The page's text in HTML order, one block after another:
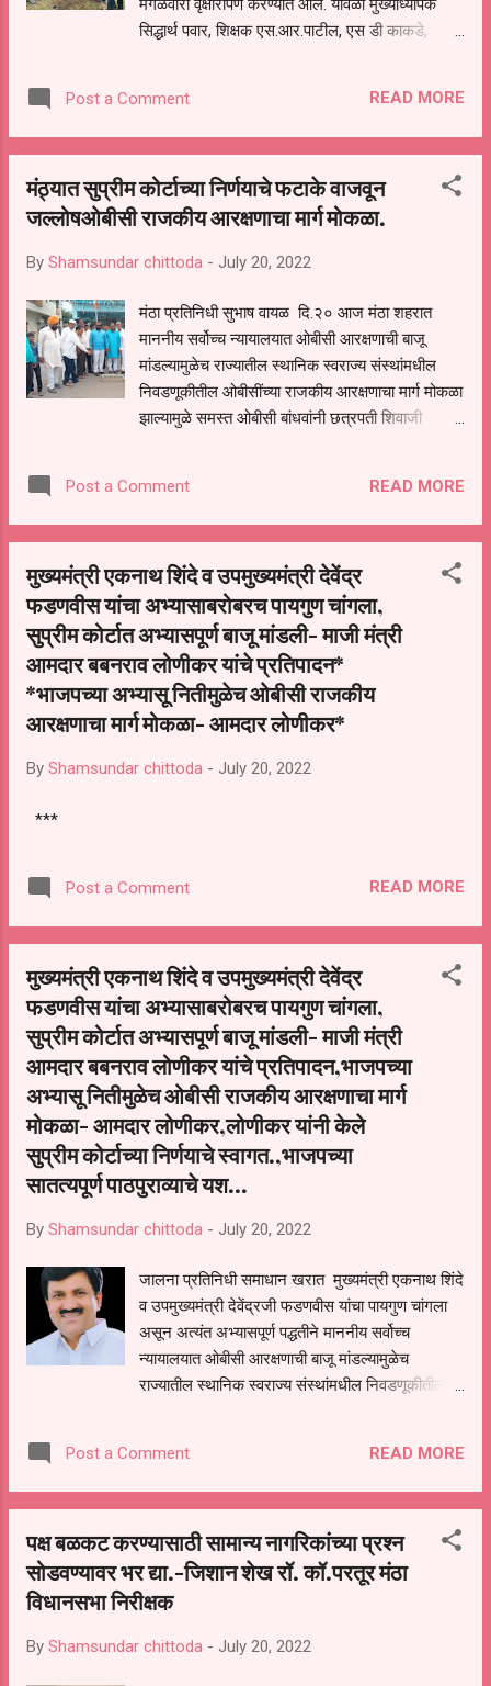
मंगळवारी वृक्षारोपण करण्यात आले. यावेळी मुख्याध्यापक
सिद्धार्थ पवार, शिक्षक एस.आर.पाटील, एस डी काकडे,
होते. यावेळी महाविद्यालयातील 12 वी विज्ञान शाखेच्या
विद्यार्थी यांनी वृक्षरोपण कार्यक्रमात सहभाग घेतला,
संवर्धन करण्याची जबाबदारी उच्च महाविद्यालय घेणार
असल्याची माहिती मुख्याध्यापक सिद्धार्थ पवार, यांनी दिली
Post a Comment READ MORE
मंठ्यात सुप्रीम कोर्टाच्‍या निर्णयाचे फटाके वाजवून
जल्लोषओबीसी राजकीय आरक्षणाचा मार्ग मोकळा.
By Shamsundar chittoda - July 20, 2022
मंठा प्रतिनिधी सुभाष वायळ दि.२० आज मंठा शहरात
माननीय सर्वोच्च न्यायालयात ओबीसी आरक्षणाची बाजू
मांडल्यामुळेच राज्‍यातील स्‍थानिक स्‍वराज्‍य संस्‍थांमधील
निवडणूकीतील ओबीसींच्‍या राजकीय आरक्षणाचा मार्ग मोकळा
झाल्यामुळे समस्त ओबीसी बांधवांनी छत्रपती शिवाजी
आयोगाचा अहवाल मान्‍य केला आहे. सुप्रीम कोर्टाच्‍या या
निर्णयाचे समस्त ओबीसी बांधवांनी स्वागत केले आहे.
प्रलंबित होता. हा प्रश्न निकाली. या निर्णयामुळे ओबीसी
प्रवर्गातील लोकप्रतिनिधींना महापालिका, नगरपालिका,
पंचायत समिती, जिल्हा परिषद, नगरपंचायतीच्या प्रमुख
पदावर काम करण्याची संधी मिळेल. इच्छा असेल तर
कोणतेही काम करा त्यात नक्की यश मिळेल हेच आजच्या या
निकालातून दिसून येत आहे. राज्यात जिल्हा परिषदा,
पंचायत समित्या, नगरपालिका, महापालिका, नगरपंचायती
आणि ग्रामपंचायतीमध्ये ओबीसी राजकीय आरक्षण लागू
Post a Comment READ MORE
मुख्यमंत्री एकनाथ शिंदे व उपमुख्यमंत्री देवेंद्र
फडणवीस यांचा अभ्यासाबरोबरच पायगुण चांगला,
सुप्रीम कोर्टात अभ्यासपूर्ण बाजू मांडली- माजी मंत्री
आमदार बबनराव लोणीकर यांचे प्रतिपादन*
*भाजपच्या अभ्यासू नितीमुळेच ओबीसी राजकीय
आरक्षणाचा मार्ग मोकळा- आमदार लोणीकर*
By Shamsundar chittoda - July 20, 2022
***
Post a Comment READ MORE
मुख्यमंत्री एकनाथ शिंदे व उपमुख्यमंत्री देवेंद्र
फडणवीस यांचा अभ्यासाबरोबरच पायगुण चांगला,
सुप्रीम कोर्टात अभ्यासपूर्ण बाजू मांडली- माजी मंत्री
आमदार बबनराव लोणीकर यांचे प्रतिपादन,भाजपच्या
अभ्यासू नितीमुळेच ओबीसी राजकीय आरक्षणाचा मार्ग
मोकळा- आमदार लोणीकर,लोणीकर यांनी केले
सुप्रीम कोर्टाच्‍या निर्णयाचे स्‍वागत.,भाजपच्या
सातत्‍यपूर्ण पाठपुराव्‍याचे यश...
By Shamsundar chittoda - July 20, 2022
जालना प्रतिनिधी समाधान खरात मुख्यमंत्री एकनाथ शिंदे
व उपमुख्यमंत्री देवेंद्रजी फडणवीस यांचा पायगुण चांगला
असून अत्यंत अभ्यासपूर्ण पद्धतीने माननीय सर्वोच्च
न्यायालयात ओबीसी आरक्षणाची बाजू मांडल्यामुळेच
राज्‍यातील स्‍थानिक स्‍वराज्‍य संस्‍थांमधील निवडणूकीतील
आहे. सुप्रीम कोर्टाच्‍या या निर्णयाचे भाजपा नेते माजीमंत्री
आमदार बबनराव लोणीकर यांनी स्वागत केले असून
उपमुख्यमंत्री देवेंद्रजी फडणवीस यांनी यासंदर्भात
सातत्‍याने केलेल्‍या पाठपुराव्‍याचे हे यश असल्‍याचे मत माजी
मंत्री आमदार बबनराव लोणीकर यांनी व्‍यक्‍त केले आहे.
प्रलंबित होता. हा प्रश्न निकाली निघावा यासाठी मुख्यमंत्री
Post a Comment READ MORE
पक्ष बळकट करण्यासाठी सामान्य नागरिकांच्या प्रश्न
सोडवण्यावर भर द्या.-जिशान शेख रॉ. कॉ.परतूर मंठा
विधानसभा निरीक्षक
By Shamsundar chittoda - July 20, 2022